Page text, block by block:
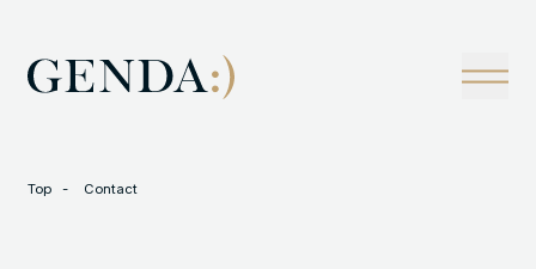
経営理念
インタビュー
Top Contact